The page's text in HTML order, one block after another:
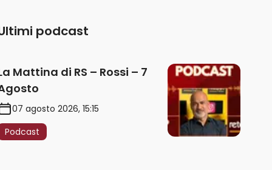
podcast
Mattina di RS – Rossi – 7
07 agosto 2026, 15:15
Podcast